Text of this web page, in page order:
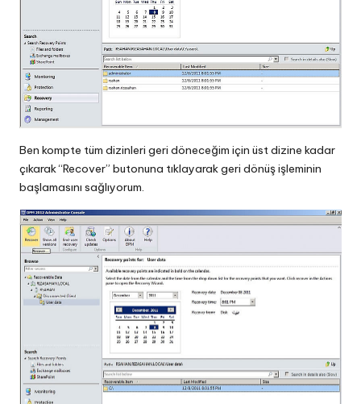
Ben kompte tüm dizinleri geri döneceğim için üst dizine kadar
çıkarak “Recover” butonuna tıklayarak geri dönüş işleminin
başlamasını sağlıyorum.